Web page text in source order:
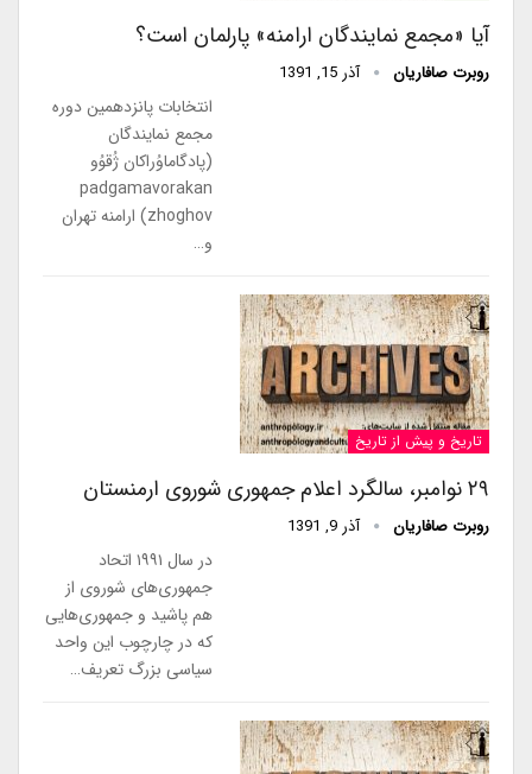
آیا «مجمع نمایندگان ارامنه» پارلمان است؟
روبرت صافاریان آذر 15, 1391
انتخابات پانزدهمین دوره
مجمع نمایندگان
(پادگاماوُراکان ژُقوُو
padgamavorakan
zhoghov) ارامنه تهران
و…
تاریخ و پیش از تاریخ
۲۹ نوامبر، سالگرد اعلام جمهوری شوروی ارمنستان
روبرت صافاریان آذر 9, 1391
در سال ۱۹۹۱ اتحاد
جمهوری‌های شوروی از
هم پاشید و جمهوری‌هایی
که در چارچوب این واحد
سیاسی بزرگ تعریف…